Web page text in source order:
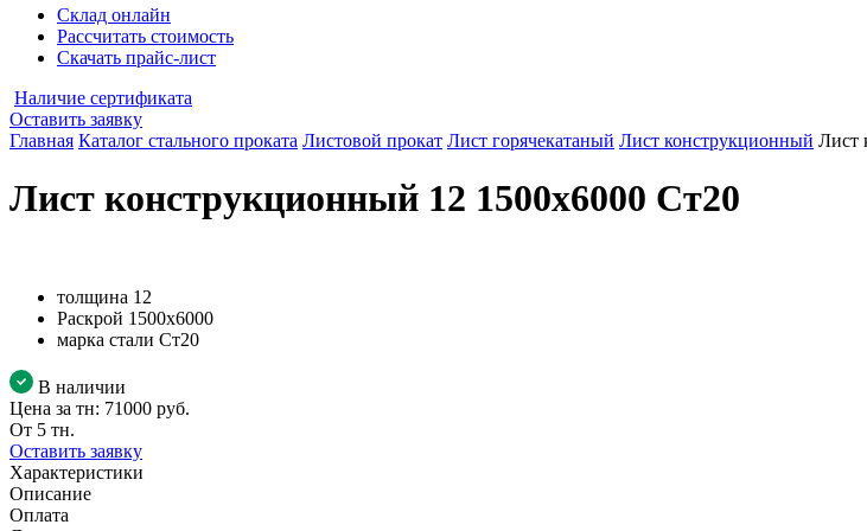
Склад онлайн
Рассчитать стоимость
Скачать прайс-лист
Наличие сертификата
Оставить заявку
Главная Каталог стального проката Листовой прокат Лист горячекатаный Лист конструкционный Лист
Лист конструкционный 12 1500х6000 Ст20
толщина 12
Раскрой 1500х6000
марка стали Ст20
В наличии
Цена за тн: 71000 руб.
От 5 тн.
Оставить заявку
Характеристики
Описание
Оплата